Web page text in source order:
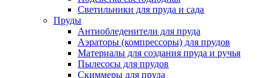
Светильники для пруда и сада
Пруды
Антиобледенители для пруда
Аэраторы (компрессоры) для прудов
Материалы для создания пруда и ручья
Пылесосы для прудов
Скиммеры для пруда